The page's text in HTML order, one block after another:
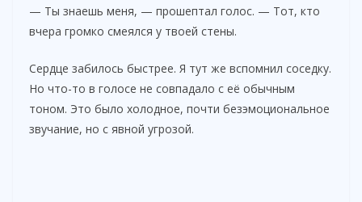
— Ты знаешь меня, — прошептал голос. — Тот, кто
вчера громко смеялся у твоей стены.
Сердце забилось быстрее. Я тут же вспомнил соседку.
Но что-то в голосе не совпадало с её обычным
тоном. Это было холодное, почти безэмоциональное
звучание, но с явной угрозой.